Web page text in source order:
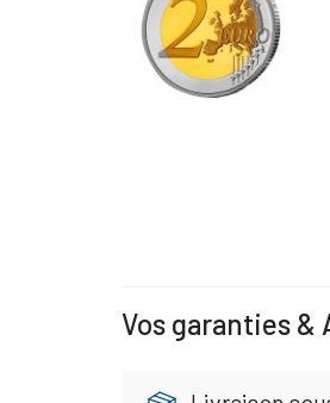
Vos garanties